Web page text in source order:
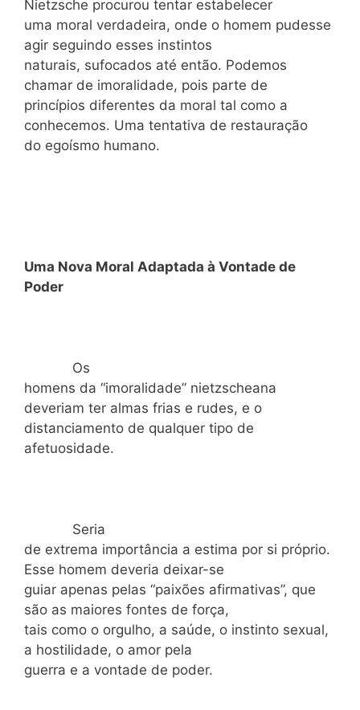
Nietzsche procurou tentar estabelecer
uma moral verdadeira, onde o homem pudesse
agir seguindo esses instintos
naturais, sufocados até então. Podemos
chamar de imoralidade, pois parte de
princípios diferentes da moral tal como a
conhecemos. Uma tentativa de restauração
do egoísmo humano.
Uma Nova Moral Adaptada à Vontade de
Poder
Os
homens da “imoralidade” nietzscheana
deveriam ter almas frias e rudes, e o
distanciamento de qualquer tipo de
afetuosidade.
Seria
de extrema importância a estima por si próprio.
Esse homem deveria deixar-se
guiar apenas pelas “paixões afirmativas”, que
são as maiores fontes de força,
tais como o orgulho, a saúde, o instinto sexual,
a hostilidade, o amor pela
guerra e a vontade de poder.